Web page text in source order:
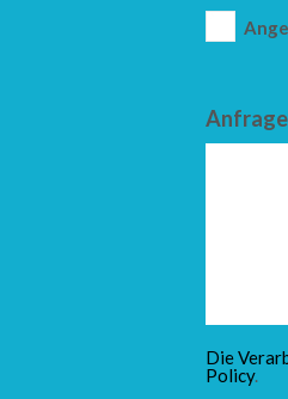
Anfrage
Die
Policy.